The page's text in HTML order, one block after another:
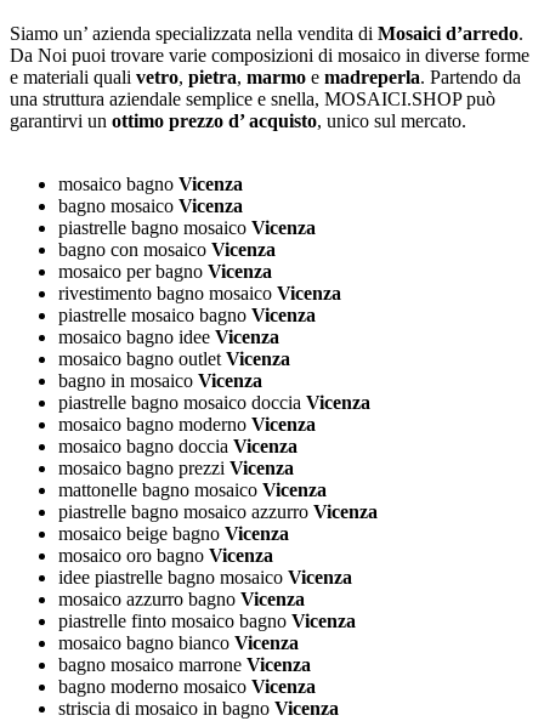
Siamo un’ azienda specializzata nella vendita di Mosaici d’arredo.
Da Noi puoi trovare varie composizioni di mosaico in diverse forme
e materiali quali vetro, pietra, marmo e madreperla. Partendo da
una struttura aziendale semplice e snella, MOSAICI.SHOP può
garantirvi un ottimo prezzo d’ acquisto, unico sul mercato.
mosaico bagno Vicenza
bagno mosaico Vicenza
piastrelle bagno mosaico Vicenza
bagno con mosaico Vicenza
mosaico per bagno Vicenza
rivestimento bagno mosaico Vicenza
piastrelle mosaico bagno Vicenza
mosaico bagno idee Vicenza
mosaico bagno outletVicenza
bagno in mosaico Vicenza
piastrelle bagno mosaico doccia Vicenza
mosaico bagno moderno Vicenza
mosaico bagno doccia Vicenza
mosaico bagno prezzi Vicenza
mattonelle bagno mosaico Vicenza
piastrelle bagno mosaico azzurro Vicenza
mosaico beige bagno Vicenza
mosaico oro bagno Vicenza
idee piastrelle bagno mosaico Vicenza
mosaico azzurro bagno Vicenza
piastrelle finto mosaico bagno Vicenza
mosaico bagno bianco Vicenza
bagno mosaico marrone Vicenza
bagno moderno mosaico Vicenza
striscia di mosaico in bagno Vicenza